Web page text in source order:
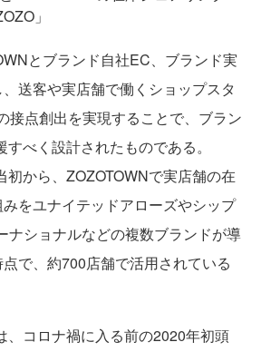
」
とブランド自社EC、ブランド実
送客や実店舗で働くショップスタ
接点創出を実現することで、ブラン
すべく設計されたものである。
初から、ZOZOTOWNで実店舗の在
をユナイテッドアローズやシップ
ナショナルなどの複数ブランドが導
で、約700店舗で活用されている
、コロナ禍に入る前の2020年初頭